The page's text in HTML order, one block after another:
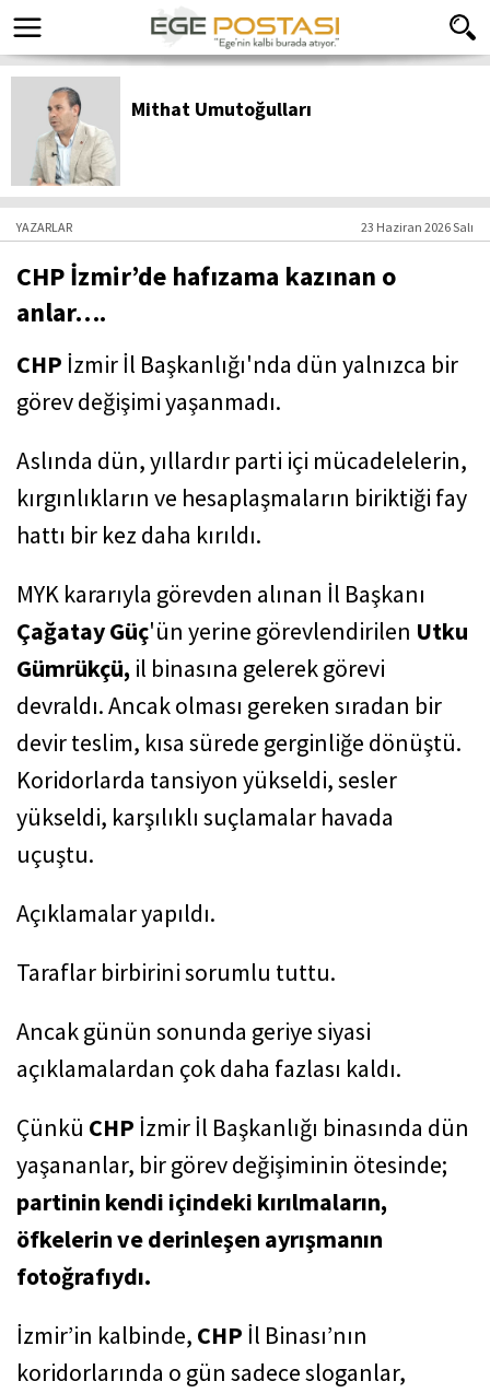
Mithat Umutoğulları
YAZARLAR 23 Haziran 2026 Salı
CHP İzmir’de hafızama kazınan o
anlar….
CHP İzmir İl Başkanlığı'nda dün yalnızca bir
görev değişimi yaşanmadı.
Aslında dün, yıllardır parti içi mücadelelerin,
kırgınlıkların ve hesaplaşmaların biriktiği fay
hattı bir kez daha kırıldı.
MYK kararıyla görevden alınan İl Başkanı
Çağatay Güç'ün yerine görevlendirilen Utku
Gümrükçü, il binasına gelerek görevi
devraldı. Ancak olması gereken sıradan bir
devir teslim, kısa sürede gerginliğe dönüştü.
Koridorlarda tansiyon yükseldi, sesler
yükseldi, karşılıklı suçlamalar havada
uçuştu.
Açıklamalar yapıldı.
Taraflar birbirini sorumlu tuttu.
Ancak günün sonunda geriye siyasi
açıklamalardan çok daha fazlası kaldı.
Çünkü CHP İzmir İl Başkanlığı binasında dün
yaşananlar, bir görev değişiminin ötesinde;
partinin kendi içindeki kırılmaların,
öfkelerin ve derinleşen ayrışmanın
fotoğrafıydı.
İzmir’in kalbinde, CHP İl Binası’nın
koridorlarında o gün sadece sloganlar,